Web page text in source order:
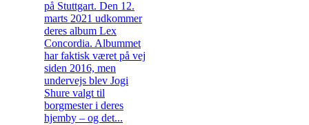
på Stuttgart. Den 12.
marts 2021 udkommer
deres album Lex
Concordia. Albummet
har faktisk været på vej
siden 2016, men
undervejs blev Jogi
Shure valgt til
borgmester i deres
hjemby – og det...